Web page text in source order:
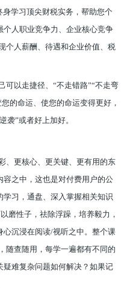
学习顶尖财税实务，帮助您个
个人职业竞争力、企业核心竞争
个人薪酬、待遇和企业价值、税
可以走捷径、“不走错路”“不走弯
的命运、使您的命运变得更好，
袭”或者好上加好。
、更核心、更关键、更有用的东
之中，这也是对付费用户的公
习，通盘、深入掌握相关知识
磨性子，祛除浮躁，培养毅力，
沉浸在阅读/视听之中。整个课
随查随用，每学一遍都有不同的
难复杂问题如何解决？如果记